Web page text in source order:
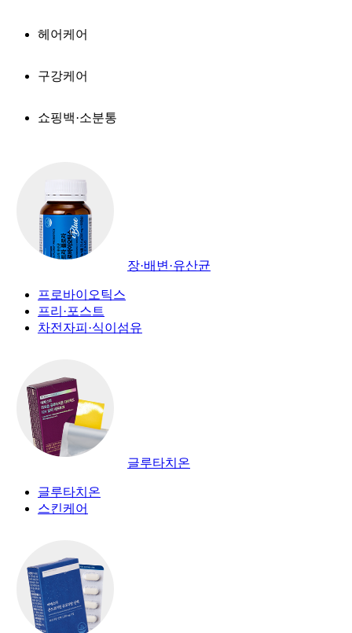
헤어케어
구강케어
쇼핑백·소분통
장·배변·유산균
프로바이오틱스
프리·포스트
차전자피·식이섬유
글루타치온
글루타치온
스킨케어